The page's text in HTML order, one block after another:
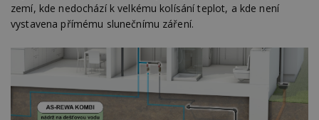
zemí, kde nedochází k velkému kolísání teplot, a kde není
vystavena přímému slunečnímu záření.